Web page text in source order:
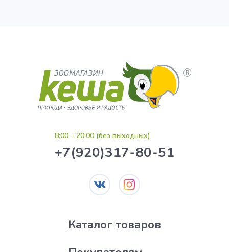
8:00 – 20:00 (без выходных)
+7(920)317-80-51
Каталог товаров